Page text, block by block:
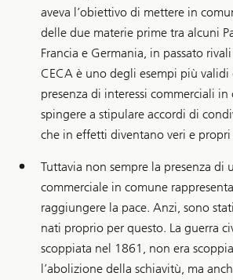
aveva l’obiettivo di mettere in
delle due materie prime tra alcuni
Francia e Germania, in passato
CECA è uno degli esempi più validi
presenza di interessi commerciali in
spingere a stipulare accordi di
che in effetti diventano veri e propri
Tuttavia non sempre la presenza di
commerciale in comune
raggiungere la pace. Anzi, sono
nati proprio per questo. La guerra
scoppiata nel 1861, non era
l’abolizione della schiavitù, ma